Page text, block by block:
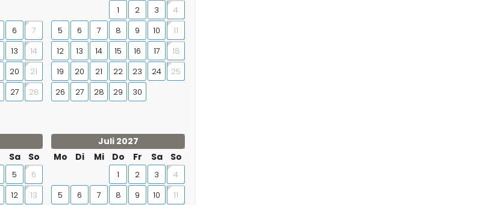
6
7
13
14
20
21
27
28
1 2 3
4
5
6 7 8 9 10
11
12
13 14 15 16 17
18
19
20 21 22 23 24
25
26
27 28 29 30
Sa So
5
6
12 13
Juli 2027
Mo
Di Mi Do Fr Sa So
1 2 3
4
5
6 7 8 9 10 11